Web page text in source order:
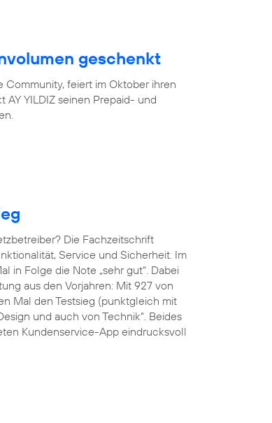
geschenkt
Community, feiert im Oktober ihren
AY YILDIZ seinen Prepaid- und
Die Fachzeitschrift
Service und Sicherheit. Im
in Folge die Note „sehr gut“. Dabei
aus den Vorjahren: Mit 927 von
Mal den Testsieg (punktgleich mit
und auch von Technik“. Beides
Kundenservice-App eindrucksvoll